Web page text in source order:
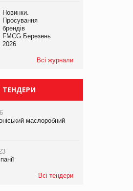
компанії «УкраМарин»
Новинки.
Просування
брендів
FMCG.Березень
2026
Всі журнали
ТЕНДЕРИ
маслоробний
Всі тендери